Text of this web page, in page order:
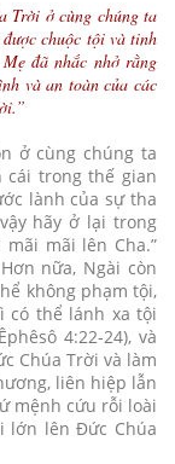
Trời ở cùng chúng ta
chuộc tội và tinh
đã nhắc nhở rằng
và an toàn của các
ở cùng chúng ta
cái trong thế gian
lành của sự tha
hãy ở lại trong
mãi lên Cha.”
nữa, Ngài còn
không phạm tội,
có thể lánh xa tội
4:22-24), và
Chúa Trời và làm
liên hiệp lẫn
mệnh cứu rỗi loài
lớn lên Đức Chúa